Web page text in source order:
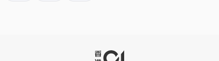
全方位技術要領｜9 - 15歲